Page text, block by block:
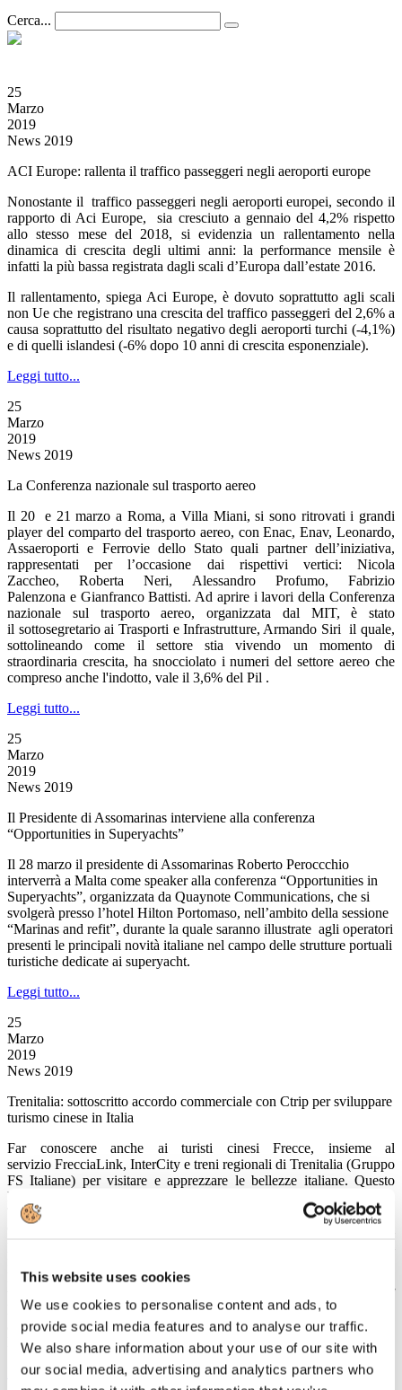
This website uses cookies
We use cookies to personalise content and ads, to
provide social media features and to analyse our traffic.
We also share information about your use of our site with
our social media, advertising and analytics partners who
Cerca...
25
Marzo
2019
News 2019
ACI Europe: rallenta il traffico passeggeri negli aeroporti europe
Nonostante il traffico passeggeri negli aeroporti europei, secondo il
rapporto di Aci Europe, sia cresciuto a gennaio del 4,2% rispetto
allo stesso mese del 2018, si evidenzia un rallentamento nella
dinamica di crescita degli ultimi anni: la performance mensile è
infatti la più bassa registrata dagli scali d’Europa dall’estate 2016.
Il rallentamento, spiega Aci Europe, è dovuto soprattutto agli scali
non Ue che registrano una crescita del traffico passeggeri del 2,6% a
causa soprattutto del risultato negativo degli aeroporti turchi (-4,1%)
e di quelli islandesi (-6% dopo 10 anni di crescita esponenziale).
Leggi tutto...
25
Marzo
2019
News 2019
La Conferenza nazionale sul trasporto aereo
Il 20 e 21 marzo a Roma, a Villa Miani, si sono ritrovati i grandi
player del comparto del trasporto aereo, con Enac, Enav, Leonardo,
Assaeroporti e Ferrovie dello Stato quali partner dell’iniziativa,
rappresentati per l’occasione dai rispettivi vertici: Nicola
Zaccheo, Roberta Neri, Alessandro Profumo, Fabrizio
Palenzona e Gianfranco Battisti. Ad aprire i lavori della Conferenza
nazionale sul trasporto aereo, organizzata dal MIT, è stato
il sottosegretario ai Trasporti e Infrastrutture, Armando Siri il quale,
sottolineando come il settore stia vivendo un momento di
straordinaria crescita, ha snocciolato i numeri del settore aereo che
compreso anche l'indotto, vale il 3,6% del Pil .
Leggi tutto...
25
Marzo
2019
News 2019
Il Presidente di Assomarinas interviene alla conferenza
“Opportunities in Superyachts”
Il 28 marzo il presidente di Assomarinas Roberto Peroccchio
interverrà a Malta come speaker alla conferenza “Opportunities in
Superyachts”, organizzata da Quaynote Communications, che si
svolgerà presso l’hotel Hilton Portomaso, nell’ambito della sessione
“Marinas and refit”, durante la quale saranno illustrate agli operatori
presenti le principali novità italiane nel campo delle strutture portuali
turistiche dedicate ai superyacht.
Leggi tutto...
25
Marzo
2019
News 2019
Trenitalia: sottoscritto accordo commerciale con Ctrip per sviluppare
turismo cinese in Italia
Far conoscere anche ai turisti cinesi Frecce, insieme al
servizio FrecciaLink, InterCity e treni regionali di Trenitalia (Gruppo
FS Italiane) per visitare e apprezzare le bellezze italiane. Questo
l’obiettivo dell’accordo sottoscritto venerdì 22 marzo a Roma da
Trenitalia con CTRIP Group, principale agenzia di viaggio online in
Cina. Partnership fondamentale per aumentare la conoscenza dei
L’accordo è stato sottoscritto da Serafino Lo Piano Responsabile
Executive Officer e Founder di CTRIP Group. La firma rientra fra le
attività previste durante la visita ufficiale in Italia del Presidente della
Repubblica popolare cinese Xi Jinping.
Leggi tutto...